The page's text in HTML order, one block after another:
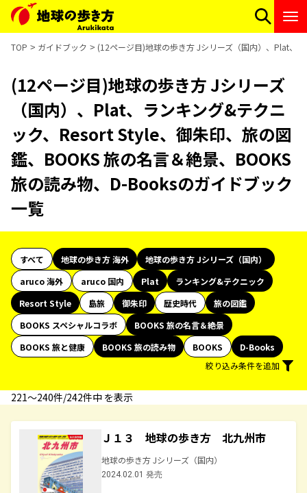
TOP ガイドブック (12ページ目)地球の歩き方 Jシリーズ（国内）、Plat、
(12ページ目)地球の歩き方 Jシリーズ
（国内）、Plat、ランキング&テクニ
ック、Resort Style、御朱印、旅の図
鑑、BOOKS 旅の名言＆絶景、BOOKS
旅の読み物、D-Booksのガイドブック
一覧
すべて 地球の歩き方 海外
地球の歩き方 Jシリーズ（国内）
aruco 海外
aruco 国内 Plat
ランキング&テクニック
Resort Style
島旅 御朱印 歴史時代
旅の図鑑
BOOKS スペシャルコラボ
BOOKS 旅の名言＆絶景
BOOKS 旅と健康
BOOKS 旅の読み物 BOOKS
D-Books
絞り込み条件を追加
221〜240件/242件中 を表示
Ｊ１３ 地球の歩き方 北九州市
地球の歩き方 Jシリーズ（国内）
2024.02.01 発売